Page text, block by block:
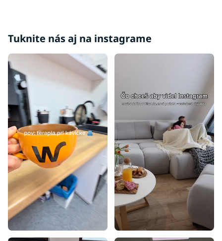
Postele 160x200
Postele 200x200
Postele 80x200
Postele 90x195
Postele 70x140
Postele 80x160
Postele 90x180
Postele 100x200
Postele 80x195
Postele 80x180
Postele 90x190
Postele 80x190
Postele 85x200
Tuknite nás aj na instagrame